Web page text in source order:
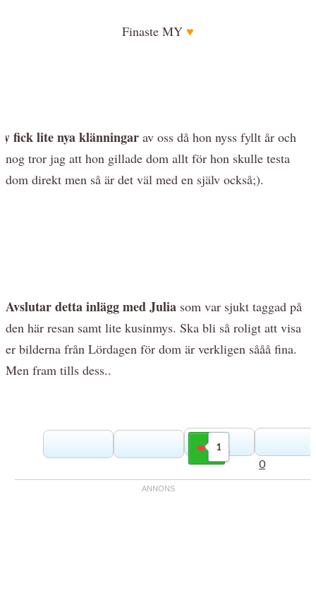
Finaste MY ♥
fick lite nya klänningar av oss då hon nyss fyllt år och
nog tror jag att hon gillade dom allt för hon skulle testa
dom direkt men så är det väl med en själv också;).
Avslutar detta inlägg med Julia som var sjukt taggad på
den här resan samt lite kusinmys. Ska bli så roligt att visa
er bilderna från Lördagen för dom är verkligen sååå fina.
Men fram tills dess..
1
Gilla
0